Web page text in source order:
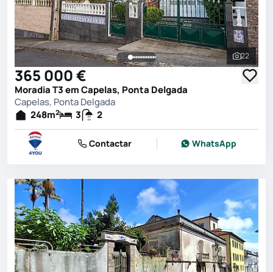
Ver
22
365 000 €
Moradia T3 em Capelas, Ponta Delgada
Capelas, Ponta Delgada
248m2 3 2
Contactar WhatsApp